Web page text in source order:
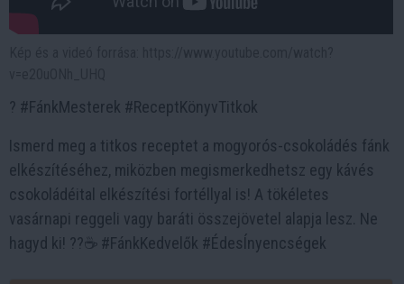
? #FánkMesterek #ReceptKönyvTitkok
Ismerd meg a titkos receptet a mogyorós-csokoládés fánk
elkészítéséhez, miközben megismerkedhetsz egy kávés
csokoládéital elkészítési fortéllyal is! A tökéletes
vasárnapi reggeli vagy baráti összejövetel alapja lesz. Ne
hagyd ki! ??☕️ #FánkKedvelők #ÉdesÍnyencségek